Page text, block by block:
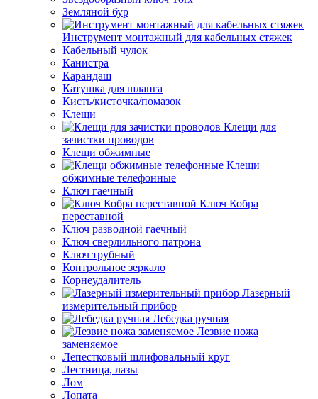
Земляной бур
Инструмент монтажный для кабельных стяжек
Кабельный чулок
Канистра
Карандаш
Катушка для шланга
Кисть/кисточка/помазок
Клещи
Клещи для
зачистки проводов
Клещи обжимные
Клещи
обжимные телефонные
Ключ гаечный
Ключ Кобра
переставной
Ключ разводной гаечный
Ключ сверлильного патрона
Ключ трубный
Контрольное зеркало
Корнеудалитель
Лазерный
измерительный прибор
Лебедка ручная
Лезвие ножа
заменяемое
Лепестковый шлифовальный круг
Лестница, лазы
Лом
Лопата